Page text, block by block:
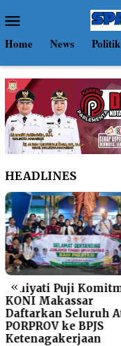
ke
kontenMobile
Home News Politik
HEADLINES
«
Umiyati Puji
KONI Makassar
Daftarkan Seluruh
PORPROV ke BPJS
Ketenagakerjaan